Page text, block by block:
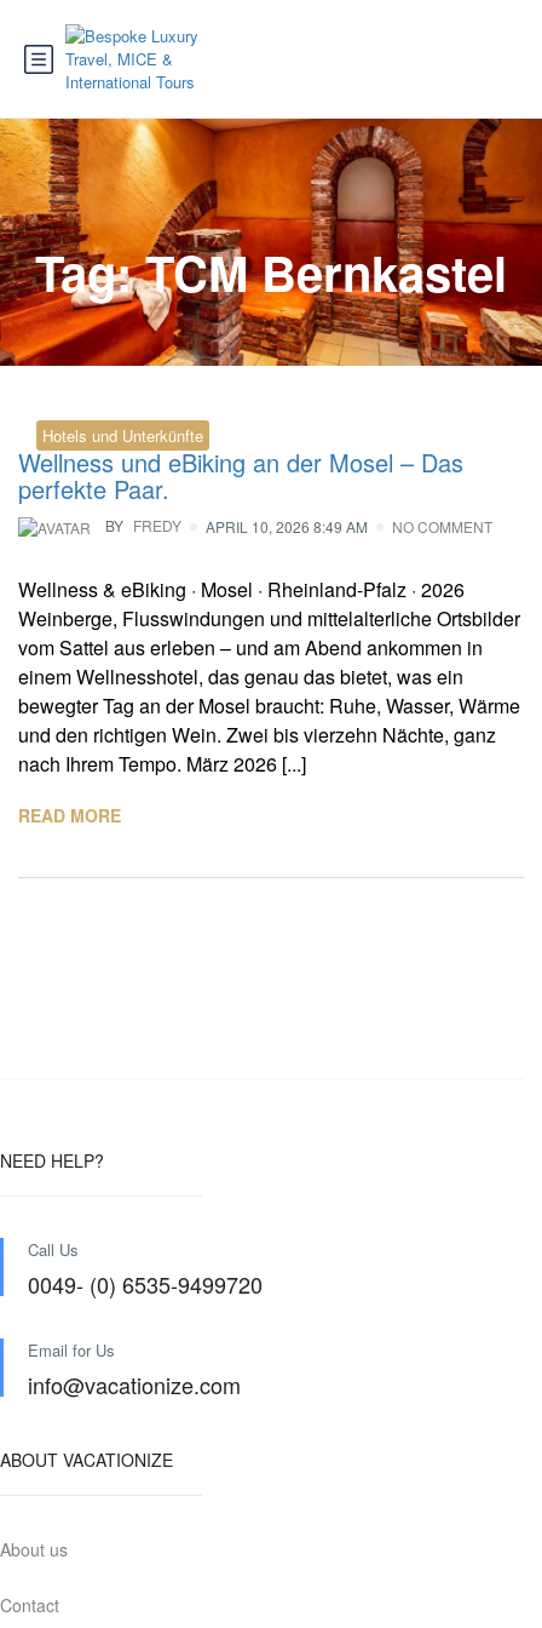
Tag:TCM Bernkastel
Hotels und Unterkünfte
Wellness und eBiking an der Mosel – Das
perfekte Paar.
BY FREDY APRIL 10, 2026 8:49 AM NO COMMENT
Wellness & eBiking · Mosel · Rheinland-Pfalz · 2026
Weinberge, Flusswindungen und mittelalterliche Ortsbilder
vom Sattel aus erleben – und am Abend ankommen in
einem Wellnesshotel, das genau das bietet, was ein
bewegter Tag an der Mosel braucht: Ruhe, Wasser, Wärme
und den richtigen Wein. Zwei bis vierzehn Nächte, ganz
nach Ihrem Tempo. März 2026 [...]
READ MORE
NEED HELP?
Call Us
0049- (0) 6535-9499720
Email for Us
info@vacationize.com
ABOUT VACATIONIZE
About us
Contact